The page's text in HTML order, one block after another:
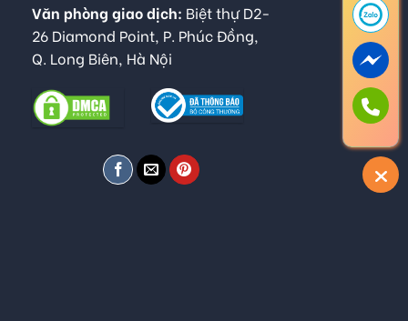
Văn phòng giao dịch: Biệt thự D2-
26 Diamond Point, P. Phúc Đồng,
Q. Long Biên, Hà Nội